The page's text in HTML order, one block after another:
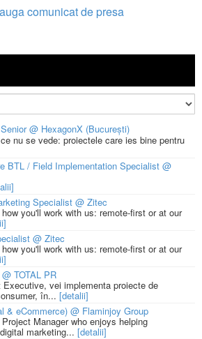
comunicat de presa
@ HexagonX (București)
nu se vede: proiectele care ies bine pentru
BTL / Field Implementation Specialist @
Specialist @ Zitec
you'll work with us: remote-first or at our
@ Zitec
you'll work with us: remote-first or at our
TOTAL PR
vei implementa proiecte de
în... [detalii]
& eCommerce) @ Flaminjoy Group
Manager who enjoys helping
marketing... [detalii]